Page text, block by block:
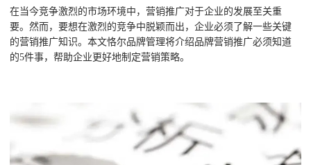
在当今竞争激烈的市场环境中，营销推广对于企业的发展至关重
要。然而，要想在激烈的竞争中脱颖而出，企业必须了解一些关键
的营销推广知识。本文恪尔品牌管理将介绍品牌营销推广必须知道
的5件事，帮助企业更好地制定营销策略。